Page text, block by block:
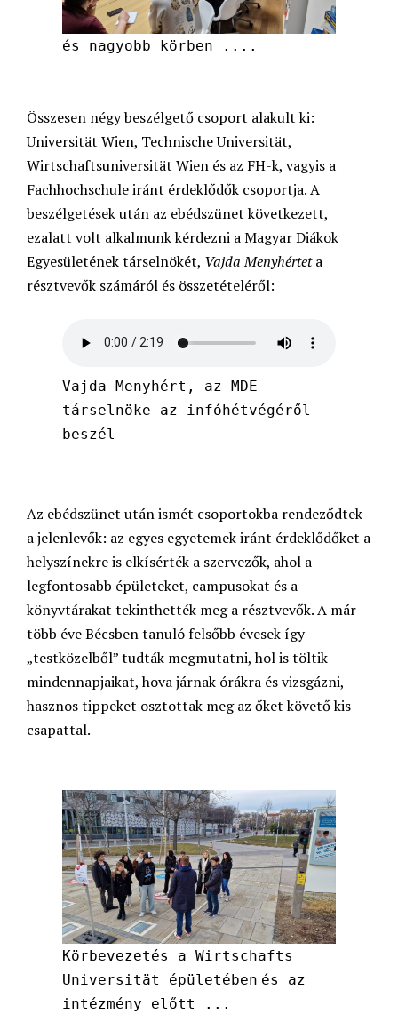
és nagyobb körben ....
Összesen négy beszélgető csoport alakult ki:
Universität Wien, Technische Universität,
Wirtschaftsuniversität Wien és az FH-k, vagyis a
Fachhochschule iránt érdeklődők csoportja. A
beszélgetések után az ebédszünet következett,
ezalatt volt alkalmunk kérdezni a Magyar Diákok
Egyesületének társelnökét, Vajda Menyhérteta
résztvevők számáról és összetételéről:
Vajda Menyhért, az MDE
társelnöke az infóhétvégéről
beszél
Az ebédszünet után ismét csoportokba rendeződtek
a jelenlevők: az egyes egyetemek iránt érdeklődőket a
helyszínekre is elkísérték a szervezők, ahol a
legfontosabb épületeket, campusokat és a
könyvtárakat tekinthették meg a résztvevők. A már
több éve Bécsben tanuló felsőbb évesek így
„testközelből” tudták megmutatni, hol is töltik
mindennapjaikat, hova járnak órákra és vizsgázni,
hasznos tippeket osztottak meg az őket követő kis
csapattal.
Körbevezetés a Wirtschafts
Universität épületében és az
intézmény előtt ...